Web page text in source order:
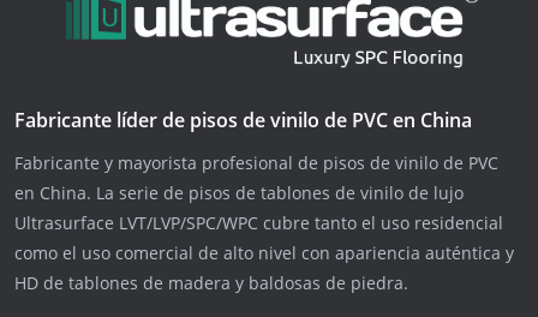
Fabricante líder de pisos de vinilo de PVC en China
Fabricante y mayorista profesional de pisos de vinilo de PVC
en China. La serie de pisos de tablones de vinilo de lujo
Ultrasurface LVT/LVP/SPC/WPC cubre tanto el uso residencial
como el uso comercial de alto nivel con apariencia auténtica y
HD de tablones de madera y baldosas de piedra.